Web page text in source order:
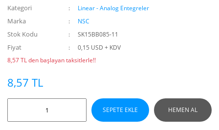
Kategori Linear - Analog Entegreler
Marka NSC
Stok Kodu SK15BB085-11
Fiyat
0,15 USD + KDV
8,57 TL den başlayan taksitlerle!!
8,57 TL
SEPETE EKLE HEMEN AL